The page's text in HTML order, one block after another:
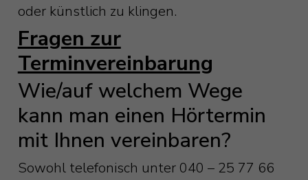
oder künstlich zu klingen.
Fragen zur
Terminvereinbarung
Wie/auf welchem Wege
kann man einen Hörtermin
mit Ihnen vereinbaren?
Sowohl telefonisch unter 040 – 25 77 66